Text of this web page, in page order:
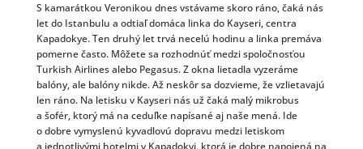
S kamarátkou Veronikou dnes vstávame skoro ráno, čaká nás
let do Istanbulu a odtiaľ domáca linka do Kayseri, centra
Kapadokye. Ten druhý let trvá necelú hodinu a linka premáva
pomerne často. Môžete sa rozhodnúť medzi spoločnosťou
Turkish Airlines alebo Pegasus. Z okna lietadla vyzeráme
balóny, ale balóny nikde. Až neskôr sa dozvieme, že vzlietavajú
len ráno. Na letisku v Kayseri nás už čaká malý mikrobus
a šofér, ktorý má na ceduľke napísané aj naše mená. Ide
o dobre vymyslenú kyvadlovú dopravu medzi letiskom